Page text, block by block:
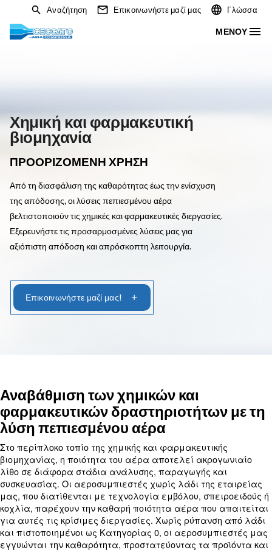
Αναζήτηση Επικοινωνήστε μαζί μας
ΠΡΟΟΡΙΖΌΜΕΝΗ ΧΡΉΣΗ
Χημική και φαρμακευτική
βιομηχανία
Από τη διασφάλιση της καθαρότητας έως την ενίσχυση
της απόδοσης, οι λύσεις πεπιεσμένου αέρα
Εξερευνήστε τις προσαρμοσμένες λύσεις μας για
αξιόπιστη απόδοση και απρόσκοπτη λειτουργία.
Αναβάθμιση των χημικών και
φαρμακευτικών
λύση πεπιεσμένου αέρα